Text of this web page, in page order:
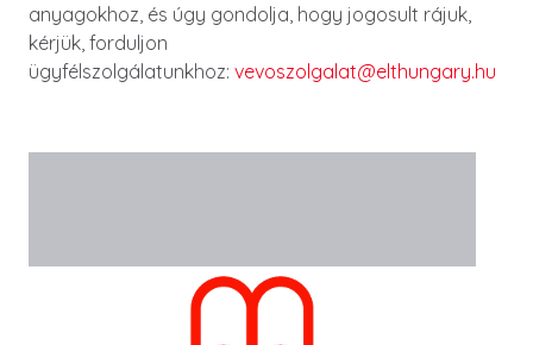
anyagokhoz, és úgy gondolja, hogy jogosult rájuk,
kérjük, forduljon
ügyfélszolgálatunkhoz: vevoszolgalat@elthungary.hu